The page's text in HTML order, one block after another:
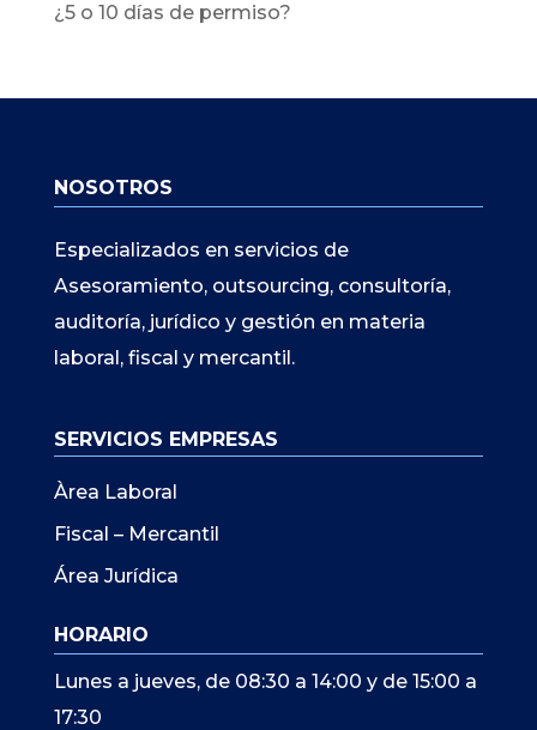
¿5 o 10 días de permiso?
NOSOTROS
Especializados en servicios de
Asesoramiento, outsourcing, consultoría,
auditoría, jurídico y gestión en materia
laboral, fiscal y mercantil.
SERVICIOS EMPRESAS
Àrea Laboral
Fiscal – Mercantil
Área Jurídica
HORARIO
Lunes a jueves, de 08:30 a 14:00 y de 15:00 a
17:30